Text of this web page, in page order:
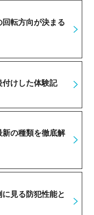
転方向が決まる
けした体験記
の種類を徹底解
見る防犯性能と